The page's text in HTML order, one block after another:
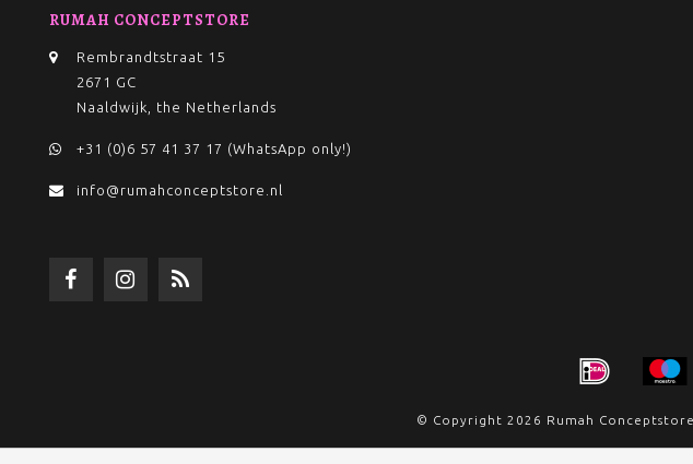
RUMAH CONCEPTSTORE
Rembrandtstraat 15
2671 GC
Naaldwijk, the Netherlands
+31 (0)6 57 41 37 17 (WhatsApp only!)
info@rumahconceptstore.nl
© Copyright 2026 Rumah